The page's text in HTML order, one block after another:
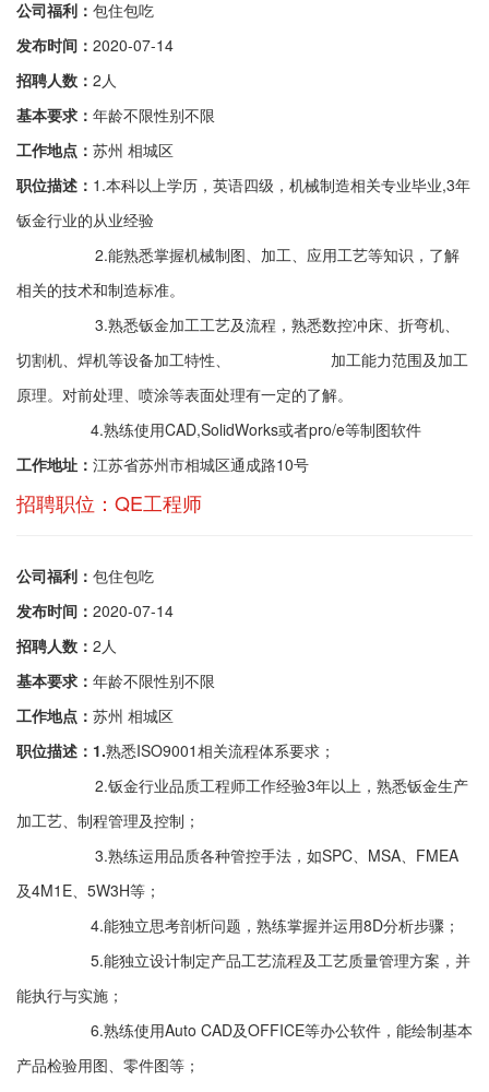
公司福利： 包住包吃
发布时间： 2020-07-14
招聘人数： 2人
基本要求： 年龄不限性别不限
工作地点： 苏州 相城区
职位描述： 1.本科以上学历，英语四级，机械制造相关专业毕业,3年
钣金行业的从业经验
2.能熟悉掌握机械制图、加工、应用工艺等知识，了解
相关的技术和制造标准。
3.熟悉钣金加工工艺及流程，熟悉数控冲床、折弯机、
切割机、焊机等设备加工特性、 加工能力范围及加工
原理。对前处理、喷涂等表面处理有一定的了解。
4.熟练使用CAD,SolidWorks或者pro/e等制图软件
工作地址： 江苏省苏州市相城区通成路10号
招聘职位：QE工程师
公司福利： 包住包吃
发布时间： 2020-07-14
招聘人数： 2人
基本要求： 年龄不限性别不限
工作地点： 苏州 相城区
职位描述：1.熟悉ISO9001相关流程体系要求；
2.钣金行业品质工程师工作经验3年以上，熟悉钣金生产
加工艺、制程管理及控制；
3.熟练运用品质各种管控手法，如SPC、MSA、FMEA
及4M1E、5W3H等；
4.能独立思考剖析问题，熟练掌握并运用8D分析步骤；
5.能独立设计制定产品工艺流程及工艺质量管理方案，并
能执行与实施；
6.熟练使用Auto CAD及OFFICE等办公软件，能绘制基本
产品检验用图、零件图等；